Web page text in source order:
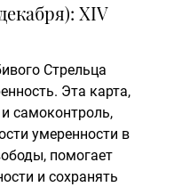
XIV
Стрельца
Эта карта,
самоконтроль,
умеренности в
помогает
и сохранять